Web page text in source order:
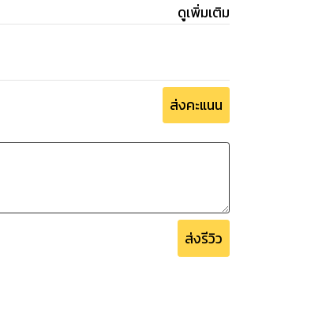
ดูเพิ่มเติม
ส่งคะแนน
ส่งรีวิว